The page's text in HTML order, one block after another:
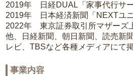
2019年 日経DUAL「家事代行サ
2019年 日本経済新聞「NEXTユ
2022年 東京証券取引所マザーズ
他、日経新聞、朝日新聞、読売新
レビ、TBSなど各種メディアにて
事業内容